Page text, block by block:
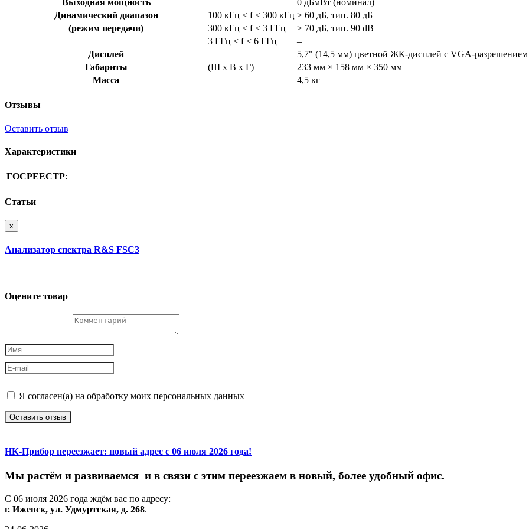
Выходная мощность
0 дБмВт (номинал)
Динамический диапазон
100 кГц < f < 300 кГц > 60 дБ, тип. 80 дБ
(режим передачи)
300 кГц < f < 3 ГГц
> 70 дБ, тип. 90 dB
3 ГГц < f < 6 ГГц
–
Дисплей
5,7" (14,5 мм) цветной ЖК-дисплей с VGA-разрешением
Габариты
(Ш x В x Г)
233 мм × 158 мм × 350 мм
Масса
4,5 кг
Отзывы
Оставить отзыв
Характеристики
ГОСРЕЕСТР:
Статьи
x
Анализатор спектра R&S FSC3
Оцените товар
Я согласен(а) на обработку моих персональных данных
Оставить отзыв
НК-Прибор переезжает: новый адрес с 06 июля 2026 года!
Мы растём и развиваемся и в связи с этим переезжаем в новый, более удобный офис.
С 06 июля 2026 года ждём вас по адресу:
г. Ижевск, ул. Удмуртская, д. 268.